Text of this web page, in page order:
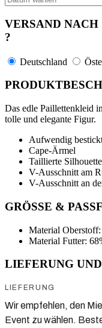
VERSAND NACH
?
Deutschland
Das edle Paillettenkleid
tolle und elegante Figur.
Aufwendig
Cape-Ärmel
Taillierte Silhouette
V-Ausschnitt am
V-Ausschnitt an
GRÖSSE &
Material
Material Futter:
LIEFERUNG
LIEFERUNG
Wir empfehlen, den
Event zu wählen.